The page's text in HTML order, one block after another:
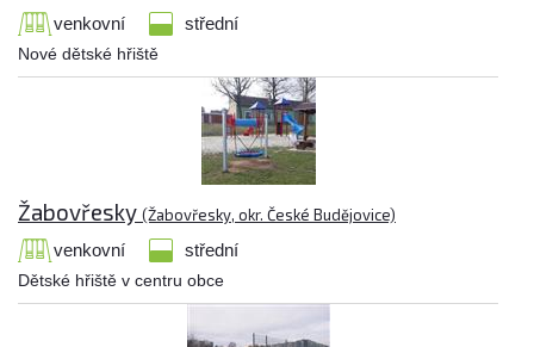
venkovní střední
Nové dětské hřiště
Žabovřesky (Žabovřesky, okr. České Budějovice)
venkovní střední
Dětské hřiště v centru obce